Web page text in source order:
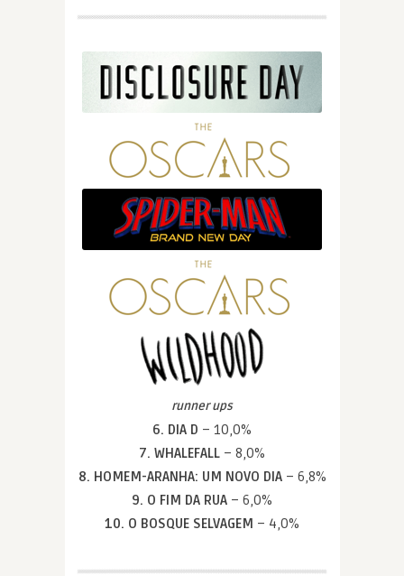
runner ups
6. DIA D – 10,0%
7. WHALEFALL – 8,0%
8. HOMEM-ARANHA: UM NOVO DIA – 6,8%
9. O FIM DA RUA – 6,0%
10. O BOSQUE SELVAGEM – 4,0%